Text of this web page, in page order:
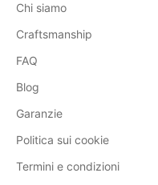
Chi siamo
Craftsmanship
FAQ
Blog
Garanzie
Politica sui cookie
Termini e condizioni